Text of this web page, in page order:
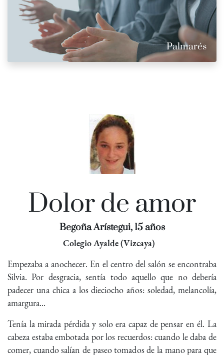
Palmarés
Dolor de amor
Begoña Arístegui, 15 años
Colegio Ayalde (Vizcaya)
Empezaba a anochecer. En el centro del salón se encontraba
Silvia. Por desgracia, sentía todo aquello que no debería
padecer una chica a los dieciocho años: soledad, melancolía,
amargura...
Tenía la mirada pérdida y solo era capaz de pensar en él. La
cabeza estaba embotada por los recuerdos: cuando le daba de
comer, cuando salían de paseo tomados de la mano para que